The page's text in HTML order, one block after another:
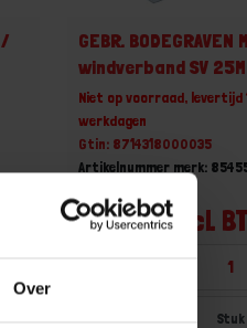
Over
/
+
GEBR.
windverband SV 25M
Niet op voorraad, levertijd
werkdagen
Gtin: 8714318000035
Artikelnummer merk:
€ 32,56 incl.
-
Stuk